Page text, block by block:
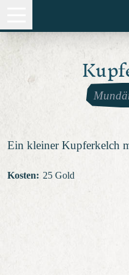
Ein kleiner Kupferkelch
Kosten: 25 Gold